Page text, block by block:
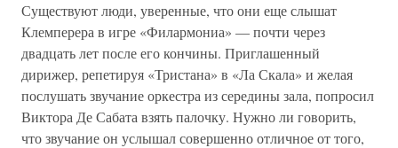
Существуют люди, уверенные, что они еще слышат
Клемперера в игре «Филармониа» — почти через
двадцать лет после его кончины. Приглашенный
дирижер, репетируя «Тристана» в «Ла Скала» и желая
послушать звучание оркестра из середины зала, попросил
Виктора Де Сабата взять палочку. Нужно ли говорить,
что звучание он услышал совершенно отличное от того,